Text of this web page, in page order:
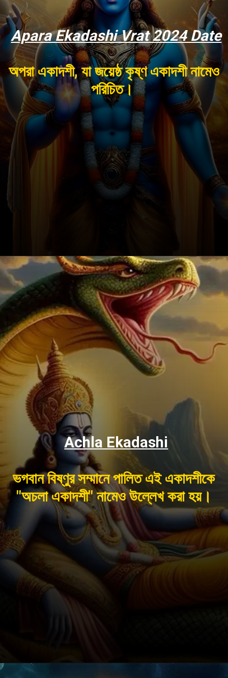
অপরা একাদশী, যা জয়েষ্ঠ কৃষ্ণ একাদশী নামেও
পরিচিত।
Apara Ekadashi Vrat 2024 Date
ভগবান বিষ্ণুর সম্মানে পালিত এই একাদশীকে
"অচলা একাদশী" নামেও উল্লেখ করা হয়।
Achla Ekadashi